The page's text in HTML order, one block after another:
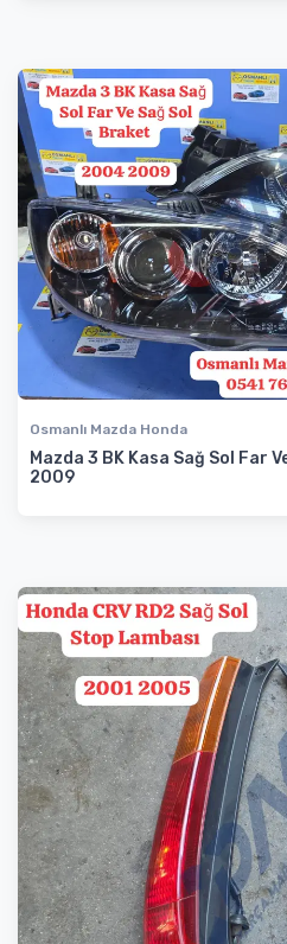
Osmanlı Mazda Honda
Mazda 3 BK Kasa Sağ Sol Far
2009